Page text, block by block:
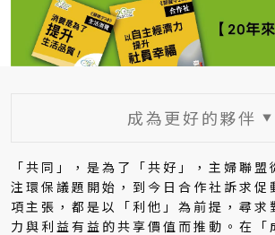
成為更好的夥伴▼
「共同」，是為了「共好」，主婦聯
注環保議題開始，到今日合作社訴求促
項主張，都是以「利他」為前提，尋求
力與利益有益的共享價值而推動。在「